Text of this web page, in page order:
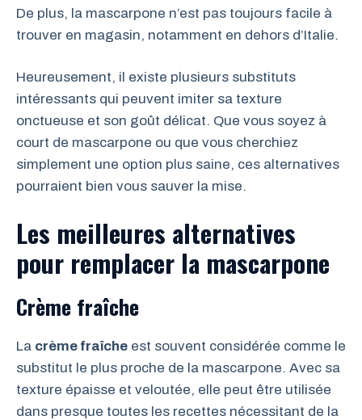
De plus, la mascarpone n’est pas toujours facile à
trouver en magasin, notamment en dehors d’Italie.
Heureusement, il existe plusieurs substituts
intéressants qui peuvent imiter sa texture
onctueuse et son goût délicat. Que vous soyez à
court de mascarpone ou que vous cherchiez
simplement une option plus saine, ces alternatives
pourraient bien vous sauver la mise.
Les meilleures alternatives
pour remplacer la mascarpone
Crème fraîche
La crème fraîche est souvent considérée comme le
substitut le plus proche de la mascarpone. Avec sa
texture épaisse et veloutée, elle peut être utilisée
dans presque toutes les recettes nécessitant de la